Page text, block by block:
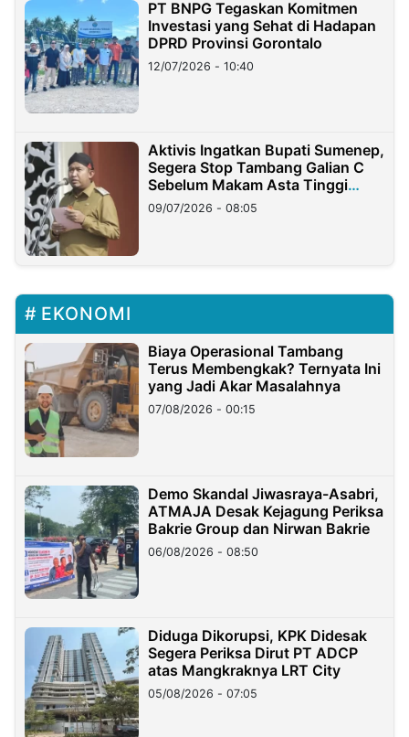
PT BNPG Tegaskan Komitmen
Investasi yang Sehat di Hadapan
DPRD Provinsi Gorontalo
12/07/2026 - 10:40
Aktivis Ingatkan Bupati Sumenep,
Segera Stop Tambang Galian C
Sebelum Makam Asta Tinggi
Longsor
09/07/2026 - 08:05
EKONOMI
Biaya Operasional Tambang
Terus Membengkak? Ternyata Ini
yang Jadi Akar Masalahnya
07/08/2026 - 00:15
Demo Skandal Jiwasraya-Asabri,
ATMAJA Desak Kejagung Periksa
Bakrie Group dan Nirwan Bakrie
06/08/2026 - 08:50
Diduga Dikorupsi, KPK Didesak
Segera Periksa Dirut PT ADCP
atas Mangkraknya LRT City
05/08/2026 - 07:05